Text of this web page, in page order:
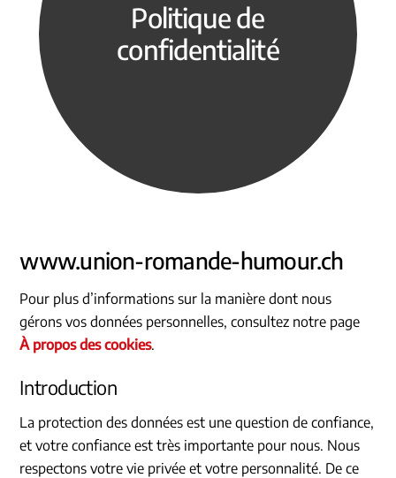
Politique de
confidentialité
www.union-romande-humour.ch
Pour plus d’informations sur la manière dont nous
gérons vos données personnelles, consultez notre page
À propos des cookies.
Introduction
La protection des données est une question de confiance,
et votre confiance est très importante pour nous. Nous
respectons votre vie privée et votre personnalité. De ce